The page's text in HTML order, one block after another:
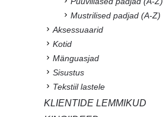
Mustrilised padjad (A-Z)
Aksessuaarid
Kotid
Mänguasjad
Sisustus
Tekstiil lastele
KLIENTIDE LEMMIKUD